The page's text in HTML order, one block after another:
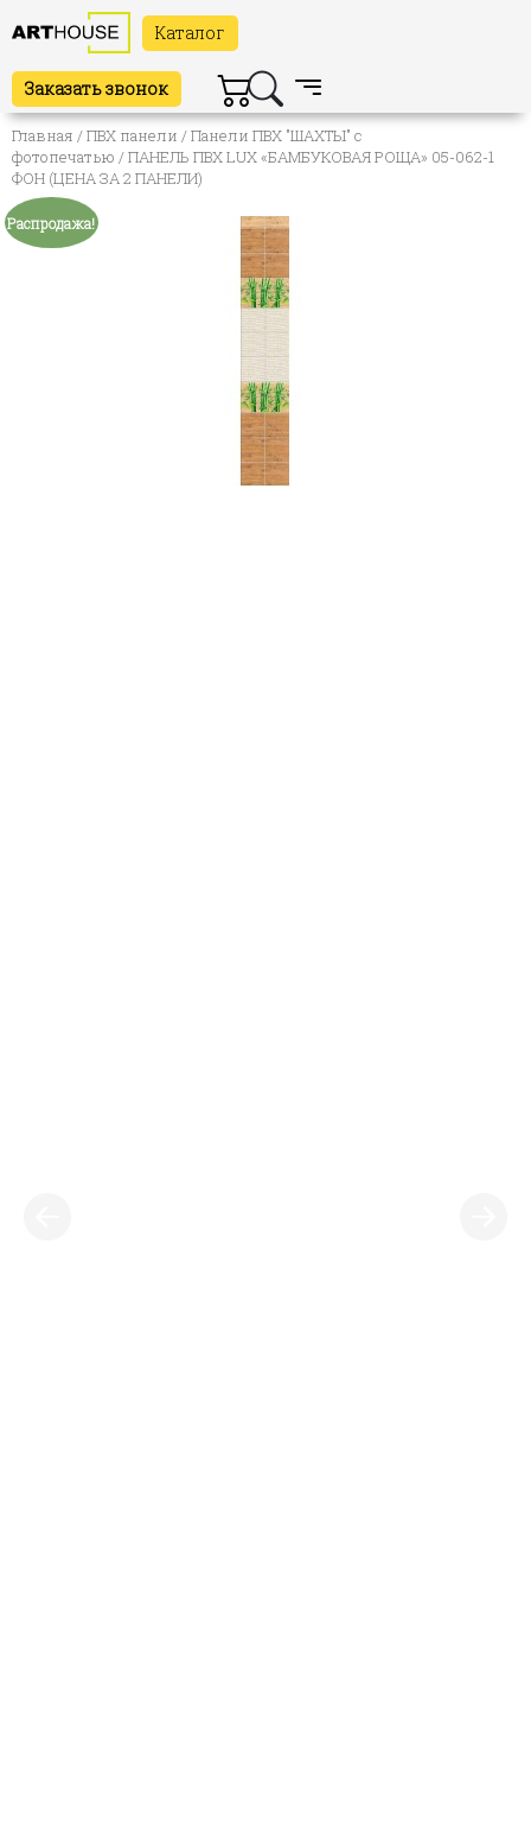
Каталог
Заказать звонок
Главная /ПВХ панели /Панели ПВХ "ШАХТЫ" с
фотопечатью / ПАНЕЛЬ ПВХ LUX «БАМБУКОВАЯ РОЩА» 05-062-1
ФОН (ЦЕНА ЗА 2 ПАНЕЛИ)
Распродажа!